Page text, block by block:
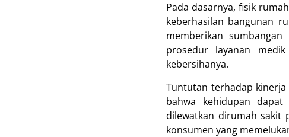
Pada dasarnya, fisik
keberhasilan bangunan
memberikan
prosedur layanan
kebersihanya.
Tuntutan terhadap
bahwa kehidupan
dilewatkan dirumah sakit
konsumen yang